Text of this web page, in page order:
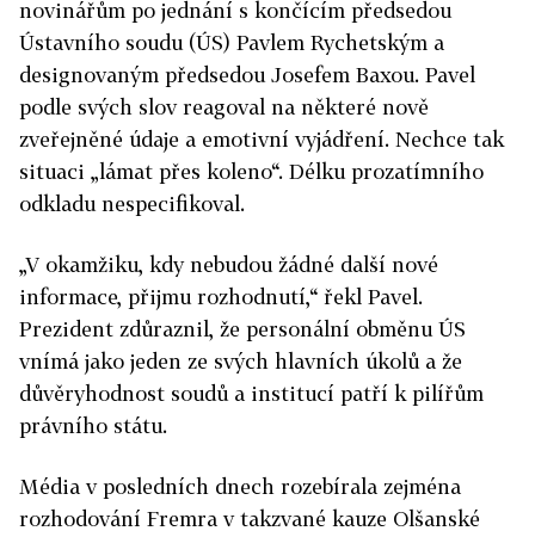
novinářům po jednání s končícím předsedou
Ústavního soudu (ÚS) Pavlem Rychetským a
designovaným předsedou Josefem Baxou. Pavel
podle svých slov reagoval na některé nově
zveřejněné údaje a emotivní vyjádření. Nechce tak
situaci „lámat přes koleno“. Délku prozatímního
odkladu nespecifikoval.
„V okamžiku, kdy nebudou žádné další nové
informace, přijmu rozhodnutí,“ řekl Pavel.
Prezident zdůraznil, že personální obměnu ÚS
vnímá jako jeden ze svých hlavních úkolů a že
důvěryhodnost soudů a institucí patří k pilířům
právního státu.
Média v posledních dnech rozebírala zejména
rozhodování Fremra v takzvané kauze Olšanské